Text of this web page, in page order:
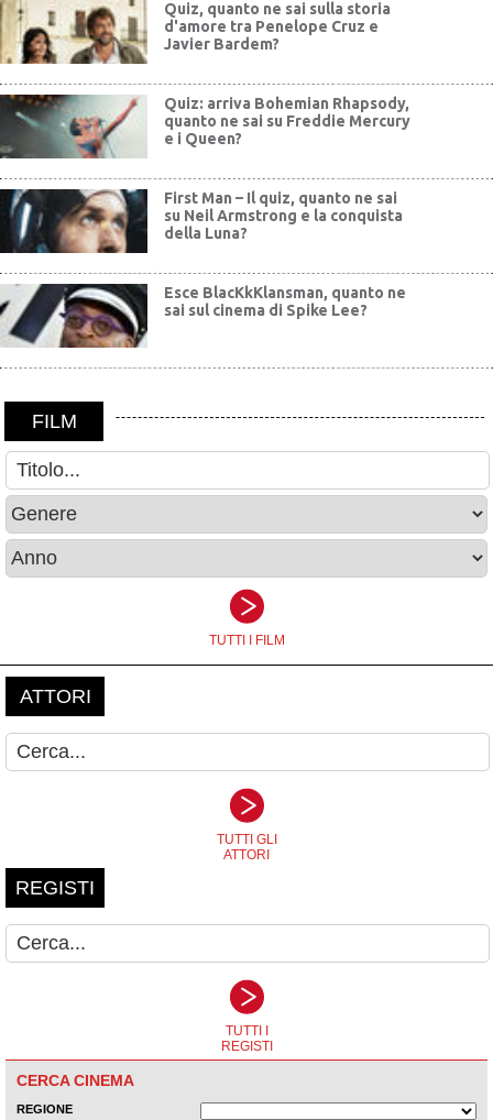
Quiz, quanto ne sai sulla storia
d'amore tra Penelope Cruz e
Javier Bardem?
Quiz: arriva Bohemian Rhapsody,
quanto ne sai su Freddie Mercury
e i Queen?
First Man – Il quiz, quanto ne sai
su Neil Armstrong e la conquista
della Luna?
Esce BlacKkKlansman, quanto ne
sai sul cinema di Spike Lee?